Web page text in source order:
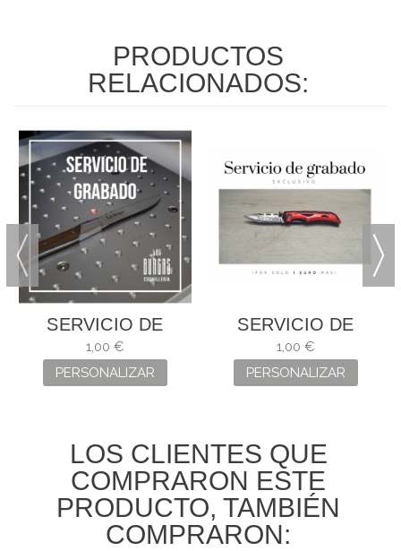
PRODUCTOS
RELACIONADOS:
SERVICIO DE
GRABADO
1,00 €
PERSONALIZAR
SERVICIO DE
GRABADO
1,00 €
PERSONALIZAR
LOS CLIENTES QUE
COMPRARON ESTE
PRODUCTO, TAMBIÉN
COMPRARON: